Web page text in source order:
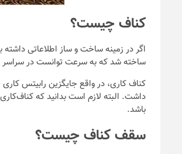
کناف چیست؟
ساخته شد که به سرعت توانست در سراسر
کناف کاری، در واقع جایگزین رابیتس
داشت. البته لازم است بدانید که
باشد.
سقف کناف چیست؟